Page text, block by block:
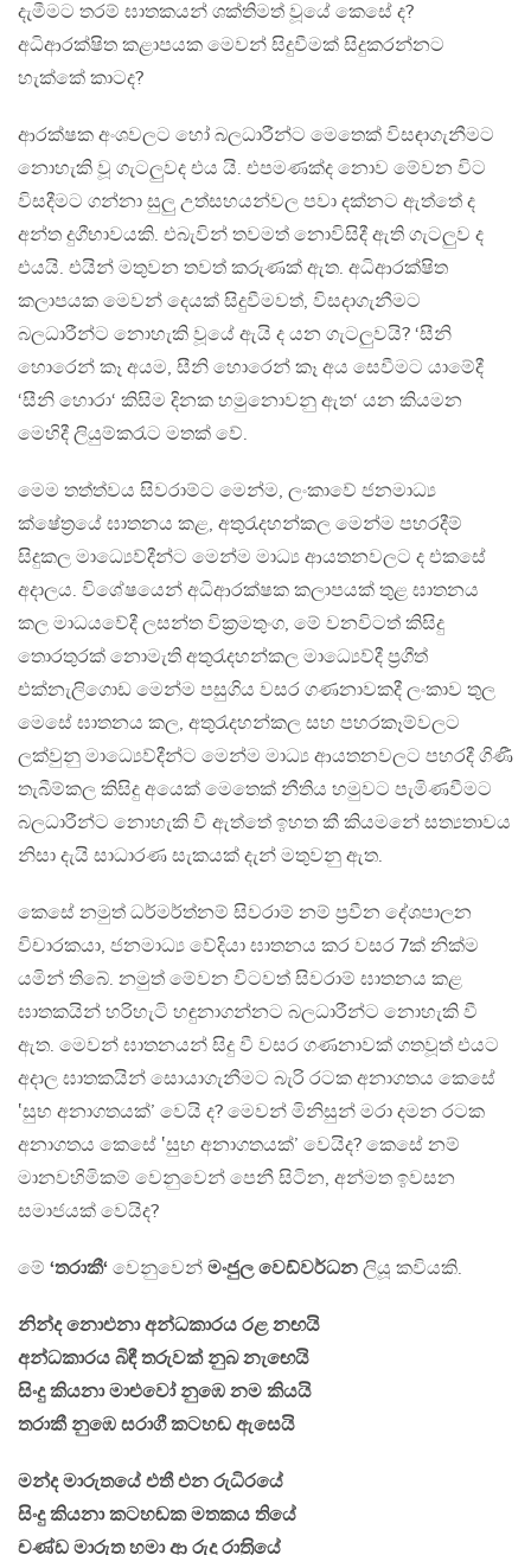
දැමීමට තරම් ඝාතකයන් ශක්තිමත් වූයේ කෙසේ ද?
අධිආරක්ෂිත කළාපයක මෙවන් සිදුවීමක් සිදුකරන්නට
හැක්කේ කාටද?
ආරක්ෂක අංශවලට හෝ බලධාරීන්ට මෙතෙක් විසඳාගැනීමට
නොහැකි වූ ගැටලුවද එය යි. එපමණක්ද නොව මේවන විට
විසදීමට ගන්නා සුලු උත්සහයන්වල පවා දක්නට ඇත්තේ ද
අන්ත දුගීභාවයකි. එබැවින් තවමත් නොවිසිදී ඇති ගැටලුව ද
එයයි. එයින් මතුවන තවත් කරුණක් ඇත. අධිආරක්ෂිත
කලාපයක මෙවන් දෙයක් සිදුවීමවත්, විසදාගැනීමට
බලධාරීන්ට නොහැකි වූයේ ඇයි ද යන ගැටලුවයි? ‘සීනි
හොරෙන් කෑ අයම, සීනි හොරෙන් කෑ අය සෙවීමට යාමේදී
‘සීනි හොරා‘ කිසිම දිනක හමුනොවනු ඇත‘ යන කියමන
මෙහිදී ලියුම්කරැට මතක් වේ.
මෙම තත්ත්වය සිවරාම්ට මෙන්ම, ලංකාවේ ජනමාධ්‍ය
ක්ෂේත්‍රයේ ඝාතනය කළ, අතුරැදහන්කල මෙන්ම පහරදීම්
සිදුකල මාධ්‍යෙව්දීන්ට මෙන්ම මාධ්‍ය ආයතනවලට ද එකසේ
අදාලය. විශේෂයෙන් අධිආරක්ෂක කලාපයක් තුළ ඝාතනය
කල මාධයවේදී ලසන්ත වික්‍රමතුංග, මේ වනවිටත් කිසිදු
තොරතුරක් නොමැති අතුරැදහන්කල මාධ්‍යෙව්දී ප්‍රගීත්
එක්නැලිගොඩ මෙන්ම පසුගිය වසර ගණනාවකදී ලංකාව තුල
මෙසේ ඝාතනය කල, අතුරැදහන්කල සහ පහරකෑම්වලට
ලක්වුනු මාධ්‍යෙව්දීන්ට මෙන්ම මාධ්‍ය ආයතනවලට පහරදී ගිණී
තැබීම්කල කිසිදු අයෙක් මෙතෙක් නීතිය හමුවට පැමිණවීමට
බලධාරීන්ට නොහැකි වී ඇත්තේ ඉහත කී කියමනේ සත්‍යතාවය
නිසා දැයි සාධාරණ සැකයක් දැන් මතුවනු ඇත.
කෙසේ නමුත් ධර්මර්ත්නම් සිවරාම් නම් ප්‍රවීන දේශපාලන
විචාරකයා, ජනමාධ්‍ය වේදියා ඝාතනය කර වසර 7ක් නික්ම
යමින් තිබේ. නමුත් මේවන විටවත් සිවරාම් ඝාතනය කළ
ඝාතකයින් හරිහැටි හඳුනාගන්නට බලධාරීන්ට නොහැකි වී
ඇත. මෙවන් ඝාතනයන් සිදු වී වසර ගණනාවක් ගතවූත් එයට
අදාල ඝාතකයින් සොයාගැනීමට බැරි රටක අනාගතය කෙසේ
‛සුභ අනාගතයක්’ වෙයි ද? මෙවන් මිනිසුන් මරා දමන රටක
අනාගතය කෙසේ ‛සුභ අනාගතයක්’ වෙයිද? කෙසේ නම්
මානවහිමිකම් වෙනුවෙන් පෙනී සිටින, අන්මත ඉවසන
සමාජයක් වෙයිද?
මේ ‘තරාකී‘ වෙනුවෙන් මංජුල වෙඩ්වර්ධන ලියූ කවියකි.
නින්ද නොඑනා අන්ධකාරය රළ නඟයි
අන්ධකාරය බිඳී තරුවක් නුබ නැ‍‍ඟෙයි
සිංදු කියනා මාළුවෝ නුඹෙ නම කියයි
තරාකී නුඹෙ සරාගී කටහඬ ඇසෙයි
මන්ද මාරුතයේ එතී එන රුධිරයේ
සිංදු කියනා කටහඬක මතකය තියේ
චණ්ඩ මාරුත හමා ආ රුදු රාත‍්‍රියේ